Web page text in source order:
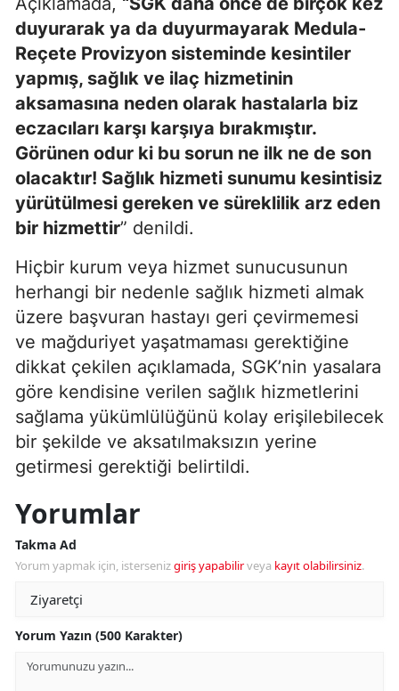
duyurarak ya da duyurmayarak Medula-
Reçete Provizyon sisteminde kesintiler
yapmış, sağlık ve ilaç hizmetinin
aksamasına neden olarak hastalarla biz
eczacıları karşı karşıya bırakmıştır.
Görünen odur ki bu sorun ne ilk ne de son
olacaktır! Sağlık hizmeti sunumu kesintisiz
yürütülmesi gereken ve süreklilik arz eden
bir hizmettir” denildi.
Hiçbir kurum veya hizmet sunucusunun
herhangi bir nedenle sağlık hizmeti almak
üzere başvuran hastayı geri çevirmemesi
ve mağduriyet yaşatmaması gerektiğine
dikkat çekilen açıklamada, SGK’nin yasalara
göre kendisine verilen sağlık hizmetlerini
sağlama yükümlülüğünü kolay erişilebilecek
bir şekilde ve aksatılmaksızın yerine
getirmesi gerektiği belirtildi.
Yorumlar
Takma Ad
Yorum yapmak için, istersenizgiriş yapabilirveya kayıt olabilirsiniz.
Yorum Yazın (500 Karakter)